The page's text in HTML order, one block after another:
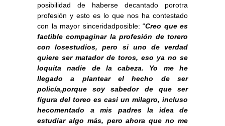
posibilidad de haberse decantado porotra
profesión y esto es lo que nos ha contestado
con la mayor sinceridadposible: “Creo que es
factible compaginar la profesión de torero
con losestudios, pero si uno de verdad
quiere ser matador de toros, eso ya no se
loquita nadie de la cabeza. Yo me he
llegado a plantear el hecho de ser
policía,porque soy sabedor de que ser
figura del toreo es casi un milagro, incluso
hecomentado a mis padres la idea de
estudiar algo más, pero ahora que no me